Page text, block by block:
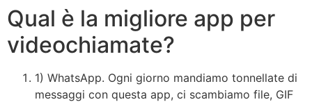
Qual è la migliore app per
videochiamate?
1) WhatsApp. Ogni giorno mandiamo tonnellate di
messaggi con questa app, ci scambiamo file, GIF